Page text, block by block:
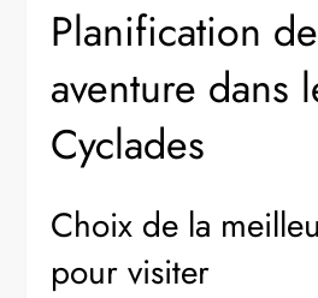
Planification
aventure dans
Cyclades
Choix de la
pour visiter